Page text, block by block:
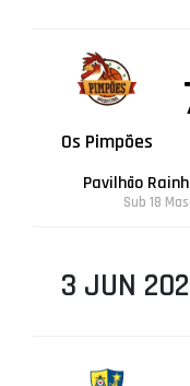
Os Pimpões
Pavilhão
Sub 18
3 JUN